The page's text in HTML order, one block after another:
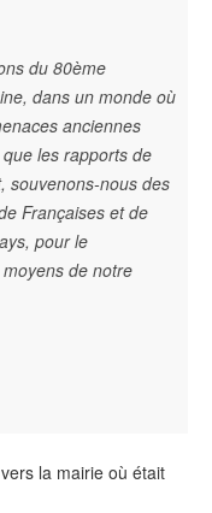
du 80ème
dans un monde où
anciennes
les rapports de
souvenons-nous des
Françaises et de
pour le
de notre
la mairie où était